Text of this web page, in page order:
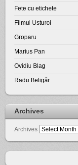
Fete cu etichete
Filmul Usturoi
Groparu
Marius Pan
Ovidiu Blag
Radu Beligăr
Archives
Archives